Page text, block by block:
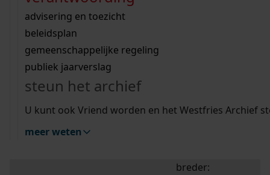
bouwvergunningen
omgevingsvergunningen
vergunningen
beeld en geluid
uitleg nodig?
Wij helpen u op weg met een aantal zoektips.
bekijk alle zoektips
Wij helpen u op weg met een aantal zoektips.
bekijk alle zoektips
bekijk ons geschiedenislokaal
advisering en toezicht
beleidsplan
gemeenschappelijke regeling
publiek jaarverslag
steun het archief
U kunt ook Vriend worden en het Westfries Archief
meer weten
zoektips
Mijn Studiezaal (inloggen)
uw zoekopdracht te
breder: